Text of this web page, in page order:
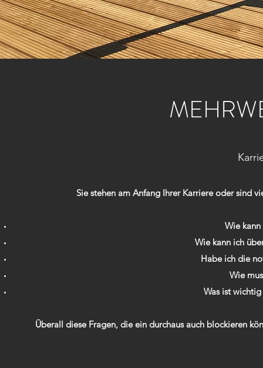
Sie stehen am Anfang Ihrer Karriere oder sind
Wie
Wie kann ich
Habe ich die
Wie
Was ist
Überall diese Fragen, die ein durchaus auch blockieren